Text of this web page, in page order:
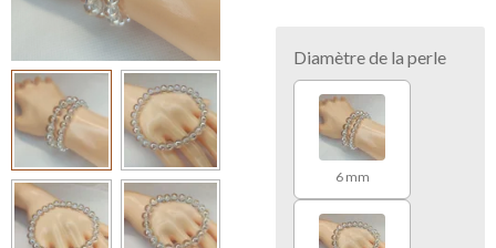
Diamètre de la perle
6 mm